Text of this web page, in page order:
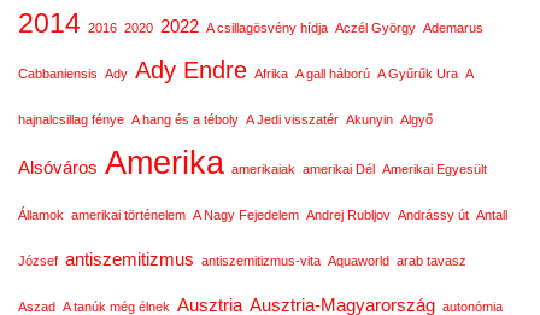
2014 2016 2020 2022 A csillagösvény hídja Aczél György Ademarus
Cabbaniensis Ady Ady Endre Afrika A gall háború A Gyűrűk Ura A
hajnalcsillag fénye A hang és a téboly A Jedi visszatér Akunyin Algyő
Alsóváros Amerika amerikaiak amerikai Dél Amerikai Egyesült
Államok amerikai történelem A Nagy Fejedelem Andrej Rubljov Andrássy út Antall
József antiszemitizmus antiszemitizmus-vita Aquaworld arab tavasz
Aszad A tanúk még élnek Ausztria Ausztria-Magyarország autonómia